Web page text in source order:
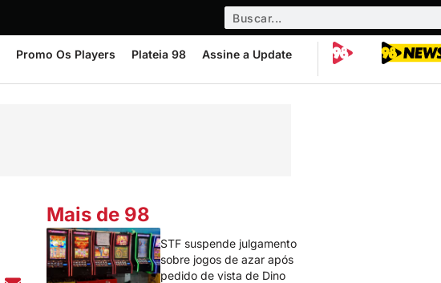
Promo Os Players Plateia 98 Assine a Update
Mais de 98
STF suspende julgamento
sobre jogos de azar após
pedido de vista de Dino